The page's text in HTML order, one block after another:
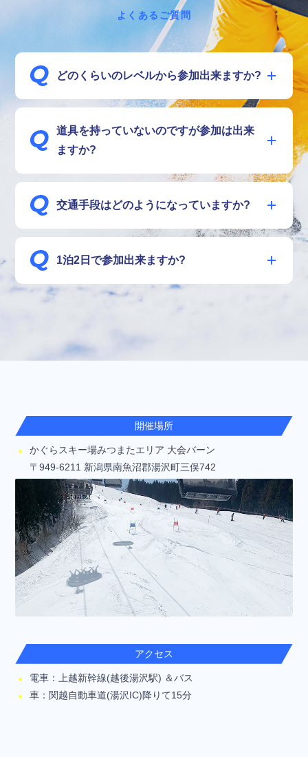
よくあるご質問
どのくらいのレベルから参加出来ますか?
お子様が保護者のサポートなしで1人で滑れるレベルとさ
トレーニングを行う斜面は緩斜面主体のコースです。
道具を持っていないのですが参加は出来
ますか?
かぐらスキー場またはスキー場近隣でレンタル可能で
交通手段はどのようになっていますか?
電車-上越新幹線(越後湯沢駅) ＆バス
1泊2日で参加出来ますか?
はい。
ご要望がありましたら提携宿をご紹介出来ます。
開催場所
かぐらスキー場みつまたエリア 大会バーン
〒949-6211 新潟県南魚沼郡湯沢町三俣742
アクセス
電車：上越新幹線(越後湯沢駅) ＆バス
車：関越自動車道(湯沢IC)降りて15分